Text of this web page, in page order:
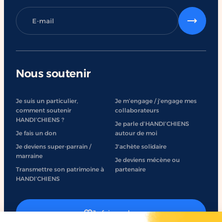
Nous soutenir
Je suis un particulier,
comment soutenir
HANDI’CHIENS ?
Je fais un don
Je deviens super-parrain /
marraine
Transmettre son patrimoine à
HANDI’CHIENS
Je m’engage / j’engage mes
collaborateurs
Je parle d’HANDI’CHIENS
autour de moi
J'achète solidaire
Je deviens mécène ou
partenaire
Je fais un don